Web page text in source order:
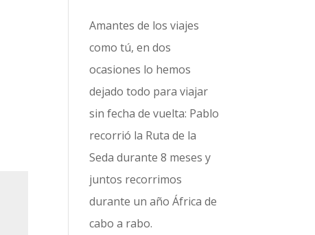
Amantes de los viajes
como tú, en dos
ocasiones lo hemos
dejado todo para viajar
sin fecha de vuelta: Pablo
recorrió la Ruta de la
Seda durante 8 meses y
juntos recorrimos
durante un añoÁfrica de
cabo a rabo.